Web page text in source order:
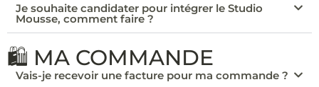
Je souhaite candidater pour intégrer le Studio
Mousse, comment faire ?
🛍️ MA COMMANDE
Vais-je recevoir une facture pour ma commande ?